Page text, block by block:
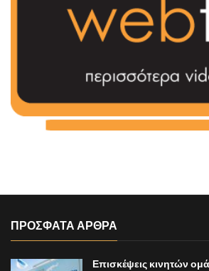
ΠΡΟΣΦΑΤΑ ΑΡΘΡΑ
Επισκέψεις κινητών